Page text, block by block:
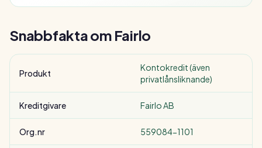
Snabbfakta om Fairlo
Produkt
Kontokredit (även
privatlånsliknande)
Kreditgivare Fairlo AB
Org.nr 559084-1101